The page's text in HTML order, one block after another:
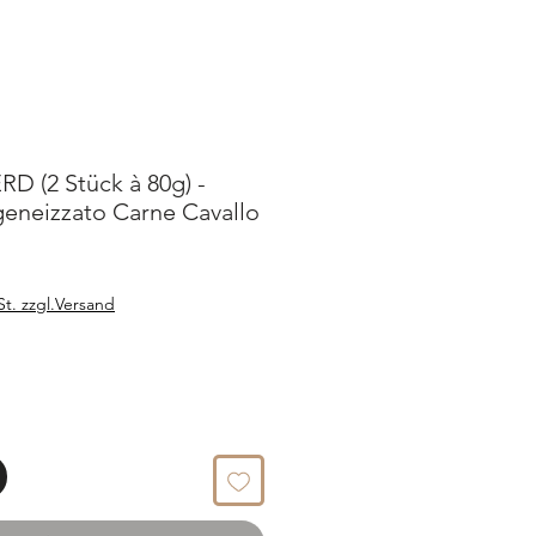
(2 Stück à 80g) -
Carne Cavallo
zzgl.Versand